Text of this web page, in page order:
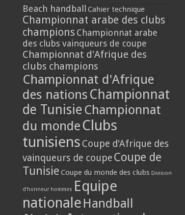
Beach handball Cahier technique
Championnat arabe des clubs
champions Championnat arabe
des clubs vainqueurs de coupe
Championnat d'Afrique des
clubs champions
Championnat d'Afrique
des nations Championnat
de Tunisie Championnat
du monde Clubs
tunisiens Coupe d'Afrique des
vainqueurs de coupe Coupe de
Tunisie Coupe du monde des clubs Division
d'honneur hommes Equipe
nationale Handball